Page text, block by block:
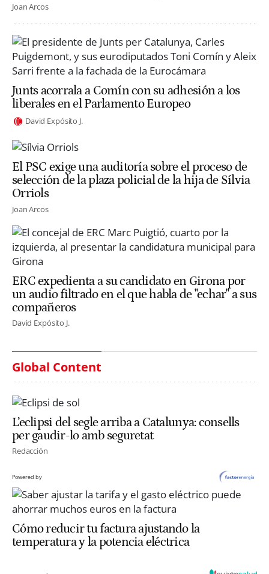
Joan Arcos
Junts acorrala a Comín con su adhesión a los
liberales en el Parlamento Europeo
David Expósito J.
El PSC exige una auditoría sobre el proceso de
selección de la plaza policial de la hija de Sílvia
Orriols
Joan Arcos
ERC expedienta a su candidato en Girona por
un audio filtrado en el que habla de "echar" a sus
compañeros
David Expósito J.
Global Content
L’eclipsi del segle arriba a Catalunya: consells
per gaudir-lo amb seguretat
Redacción
Powered by
Cómo reducir tu factura ajustando la
temperatura y la potencia eléctrica